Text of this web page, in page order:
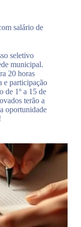
salário de
seletivo
municipal.
20 horas
e participação
de 1º a 15 de
terão a
oportunidade